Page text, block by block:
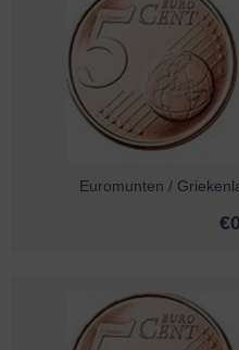
Euromunten /
€